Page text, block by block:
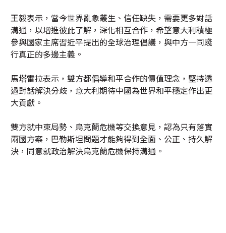
王毅表示，當今世界亂象叢生、信任缺失，需要更多對話
溝通，以增進彼此了解，深化相互合作，希望意大利積極
參與國家主席習近平提出的全球治理倡議，與中方一同踐
行真正的多邊主義。
馬塔雷拉表示，雙方都倡導和平合作的價值理念，堅持透
過對話解決分歧，意大利期待中國為世界和平穩定作出更
大貢獻。
雙方就中東局勢、烏克蘭危機等交換意見，認為只有落實
兩國方案，巴勒斯坦問題才能夠得到全面、公正、持久解
決，同意就政治解決烏克蘭危機保持溝通。